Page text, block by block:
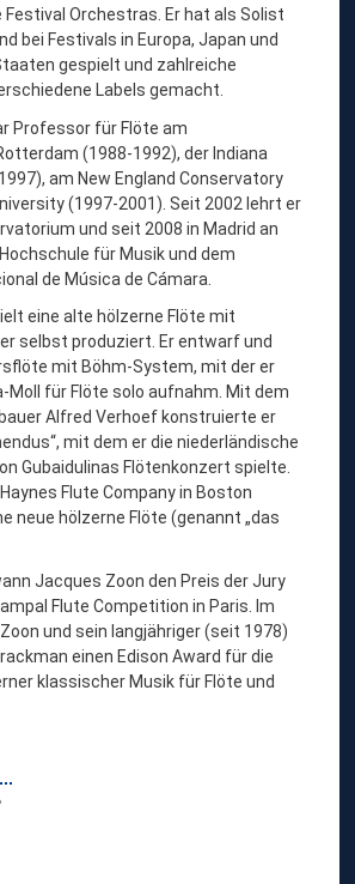
Festival Orchestras. Er hat als Solist
bei Festivals in Europa, Japan und
gespielt und zahlreiche
Labels gemacht.
Professor für Flöte am
(1988-1992), der Indiana
am New England Conservatory
(1997-2001). Seit 2002 lehrt er
und seit 2008 in Madrid an
für Musik und dem
de Música de Cámara.
eine alte hölzerne Flöte mit
selbst produziert. Er entwarf und
mit Böhm-System, mit der er
Moll für Flöte solo aufnahm. Mit dem
Alfred Verhoef konstruierte er
mit dem er die niederländische
Gubaidulinas Flötenkonzert spielte.
Flute Company in Boston
neue hölzerne Flöte (genannt „das
Jacques Zoon den Preis der Jury
Flute Competition in Paris. Im
und sein langjähriger (seit 1978)
einen Edison Award für die
klassischer Musik für Flöte und